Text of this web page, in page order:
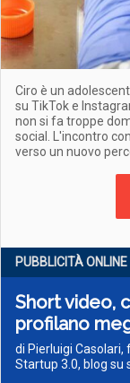
Ciro è un
su TikTok e
non si fa troppe
social. L'incontro
verso un nuovo
PUBBLICITÀ ONLINE
Short video,
profilano
di Pierluigi
Startup 3.0, blog su